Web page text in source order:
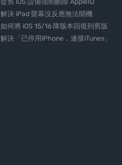
從舊 iOS 設備強制刪除 AppleID
解決 iPad 螢幕沒反應無法開機
如何將 iOS 15/16 降版本回復到舊版
解決「已停用iPhone，連接iTunes」